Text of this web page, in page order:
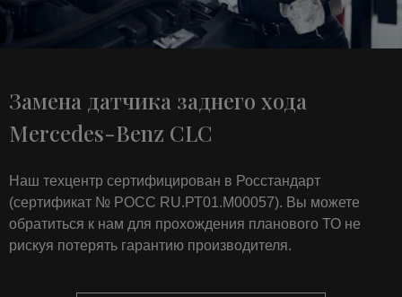
Замена датчика заднего хода
Mercedes-Benz CLC
Наш техцентр сертифицирован в Росстандарт
(сертификат № РОСС RU.РТ01.М00057). Вы можете
обратиться к нам для прохождения планового ТО не
рискуя потерять гарантию производителя.